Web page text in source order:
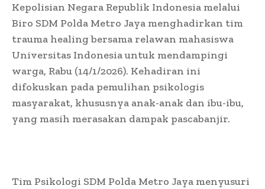
Kepolisian Negara Republik Indonesia melalui
Biro SDM Polda Metro Jaya menghadirkan tim
trauma healing bersama relawan mahasiswa
Universitas Indonesia untuk mendampingi
warga, Rabu (14/1/2026). Kehadiran ini
difokuskan pada pemulihan psikologis
masyarakat, khususnya anak-anak dan ibu-ibu,
yang masih merasakan dampak pascabanjir.
Tim Psikologi SDM Polda Metro Jaya menyusuri